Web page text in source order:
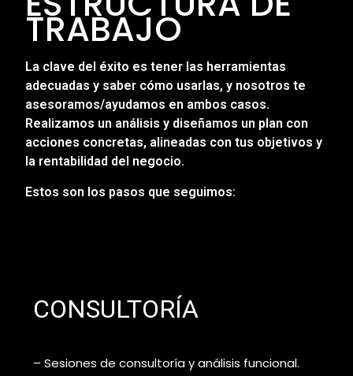
TRABAJO
La clave del éxito es tener las herramientas
adecuadas y saber cómo usarlas, y nosotros te
asesoramos/ayudamos en ambos casos.
Realizamos un análisis y diseñamos un plan con
acciones concretas, alineadas con tus objetivos y
la rentabilidad del negocio.
Estos son los pasos que seguimos:
CONSULTORÍA
– Sesiones de consultoría y análisis funcional.